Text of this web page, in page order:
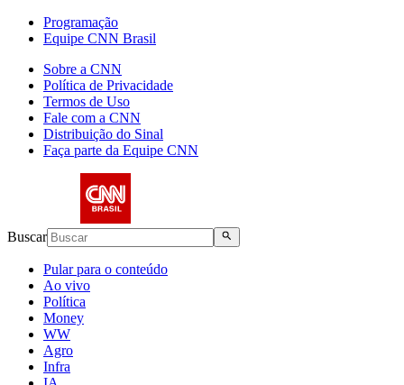
Programação
Equipe CNN Brasil
Sobre a CNN
Política de Privacidade
Termos de Uso
Fale com a CNN
Distribuição do Sinal
Faça parte da Equipe CNN
Buscar
Pular para o conteúdo
Ao vivo
Política
Money
WW
Agro
Infra